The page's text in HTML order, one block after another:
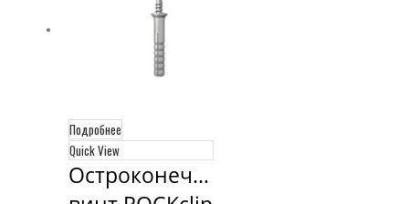
Подробнее
Quick View
Остроконечный